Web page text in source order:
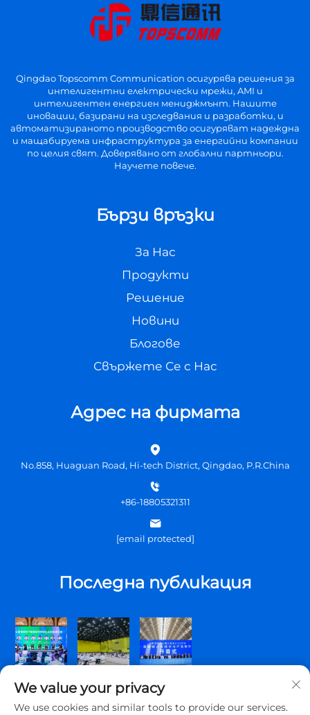
Qingdao Topscomm Communication осигурява решения за
интелигентни електрически мрежи, AMI и
интелигентен енергиен мениджмънт. Нашите
иновации, базирани на изследвания и разработки, и
автоматизираното производство осигуряват надеждна
и мащабируема инфраструктура за енергийни компании
по целия свят. Доверявано от глобални партньори.
Научете повече.
Бързи връзки
За Нас
Продукти
Решение
Новини
Блогове
Свържете Се с Нас
Адрес на фирмата
No.858, Huaguan Road, Hi-tech District, Qingdao, P.R.China
+86-18805321311
[email protected]
Последна публикация
We value your privacy
We use cookies and similar tools to provide our services.